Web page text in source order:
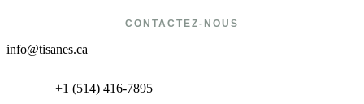
CONTACTEZ-NOUS
info@tisanes.ca
+1 (514) 416-7895